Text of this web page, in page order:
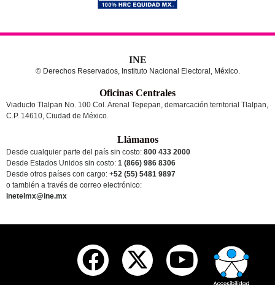
INE
© Derechos Reservados, Instituto Nacional Electoral, México.
Oficinas Centrales
Viaducto Tlalpan No. 100 Col. Arenal Tepepan, demarcación territorial Tlalpan,
C.P. 14610, Ciudad de México.
Llámanos
Desde cualquier parte del país sin costo: 800 433 2000
Desde Estados Unidos sin costo: 1 (866) 986 8306
Desde otros países con cargo: +52 (55) 5481 9897
o también a través de correo electrónico:
inetelmx@ine.mx